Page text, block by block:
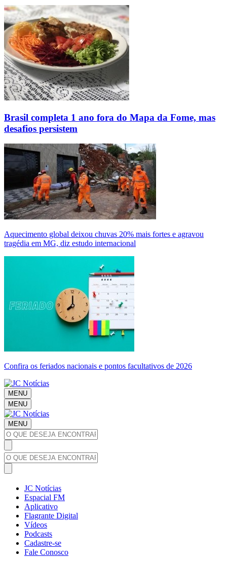
Brasil completa 1 ano fora do Mapa da Fome, mas
desafios persistem
Aquecimento global deixou chuvas 20% mais fortes e agravou
tragédia em MG, diz estudo internacional
Confira os feriados nacionais e pontos facultativos de 2026
MENU
MENU
MENU
JC Notícias
Espacial FM
Aplicativo
Flagrante Digital
Vídeos
Podcasts
Cadastre-se
Fale Conosco